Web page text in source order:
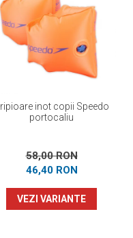
inot copii Speedo
portocaliu
58,00 RON
46,40 RON
VEZI VARIANTE